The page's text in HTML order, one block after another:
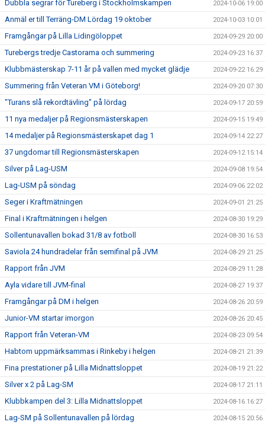
Dubbla segrar för Tureberg i Stockholmskampen 2024-10-06 19:00
Anmäl er till Terräng-DM Lördag 19 oktober 2024-10-03 10:01
Framgångar på Lilla Lidingöloppet 2024-09-29 20:00
Turebergs tredje Castorama och summering 2024-09-23 16:37
Klubbmästerskap 7-11 år på vallen med mycket glädje 2024-09-22 16:29
Summering från Veteran VM i Göteborg! 2024-09-20 07:30
"Turans slå rekordtävling" på lördag 2024-09-17 20:59
11 nya medaljer på Regionsmästerskapen 2024-09-15 19:49
14 medaljer på Regionsmästerskapet dag 1 2024-09-14 22:27
37 ungdomar till Regionsmästerskapen 2024-09-12 15:14
Silver på Lag-USM 2024-09-08 19:54
Lag-USM på söndag 2024-09-06 22:02
Seger i Kraftmätningen 2024-09-01 21:25
Final i Kraftmätningen i helgen 2024-08-30 19:29
Sollentunavallen bokad 31/8 av fotboll 2024-08-30 16:53
Saviola 24 hundradelar från semifinal på JVM 2024-08-29 21:25
Rapport från JVM 2024-08-29 11:28
Ayla vidare till JVM-final 2024-08-27 19:37
Framgångar på DM i helgen 2024-08-26 20:59
Junior-VM startar imorgon 2024-08-26 20:45
Rapport från Veteran-VM 2024-08-23 09:54
Habtom uppmärksammas i Rinkeby i helgen 2024-08-21 21:39
Fina prestationer på Lilla Midnattsloppet 2024-08-19 21:22
Silver x 2 på Lag-SM 2024-08-17 21:11
Klubbkampen del 3: Lilla Midnattsloppet 2024-08-16 16:27
Lag-SM på Sollentunavallen på lördag 2024-08-15 20:56